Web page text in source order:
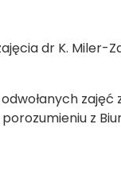
dr K. Miler-
z